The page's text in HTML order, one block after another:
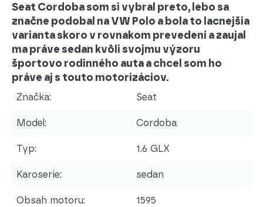
Seat Cordoba som si vybral preto, lebo sa
značne podobal na VW Polo a bola to lacnejšia
varianta skoro v rovnakom prevedení a zaujal
ma práve sedan kvôli svojmu výzoru
športovo rodinného auta a chcel som ho
práve aj s touto motorizáciov.
Značka: Seat
Model: Cordoba
Typ: 1.6 GLX
Karoserie: sedan
Obsah motoru: 1595